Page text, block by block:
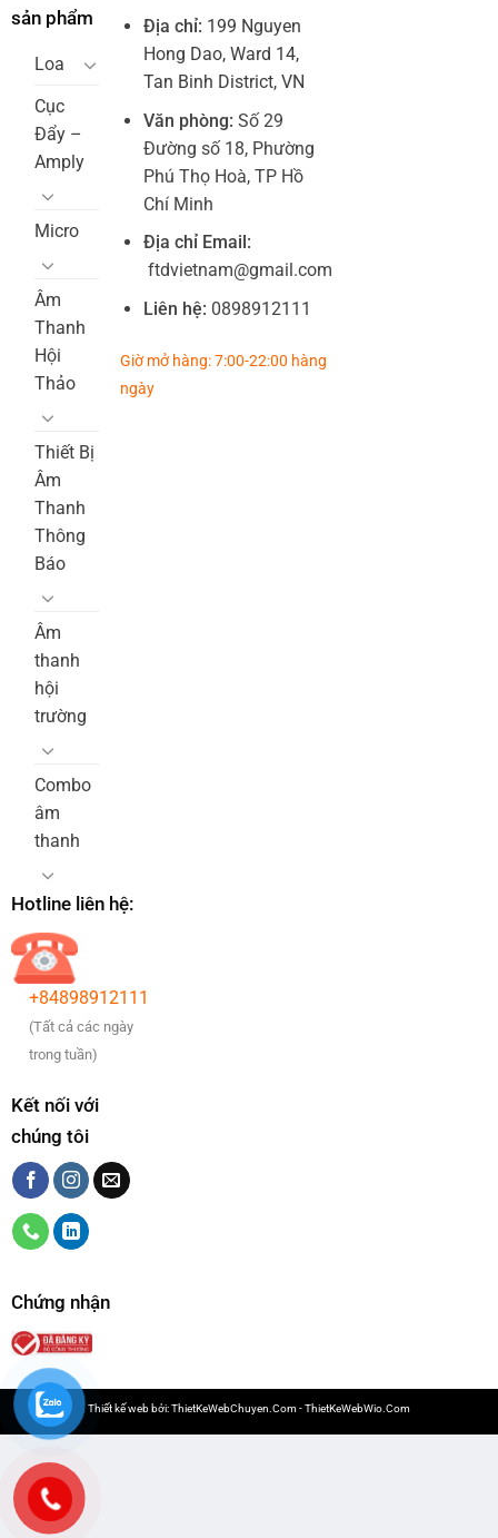
sản phẩm
Loa
Cục
Đẩy –
Amply
Micro
Âm
Thanh
Hội
Thảo
Thiết Bị
Âm
Thanh
Thông
Báo
Âm
thanh
hội
trường
Combo
âm
thanh
Địa chỉ: 199 Nguyen
Hong Dao, Ward 14,
Tan Binh District, VN
Văn phòng: Số 29
Đường số 18, Phường
Phú Thọ Hoà, TP Hồ
Chí Minh
Địa chỉ Email:
ftdvietnam@gmail.com
Liên hệ: 0898912111
Giờ mở hàng: 7:00-22:00 hàng
ngày
Hotline liên hệ:
+84898912111
(Tất cả các ngày
trong tuần)
Kết nối với
chúng tôi
Chứng nhận
Thiết kế web bởi:ThietKeWebChuyen.Com-ThietKeWebWio.Com